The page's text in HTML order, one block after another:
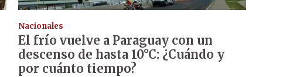
Nacionales
El frío vuelve a Paraguay con un
descenso de hasta 10°C: ¿Cuándo y
por cuánto tiempo?